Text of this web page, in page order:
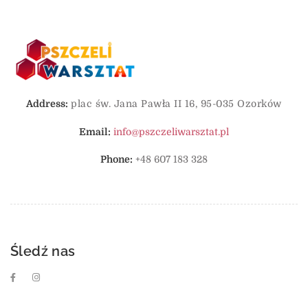
Phone: +48 607 183 328
Address: plac św. Jana Pawła II 16, 95-035 Ozorków
Email: info@pszczeliwarsztat.pl
Śledź nas